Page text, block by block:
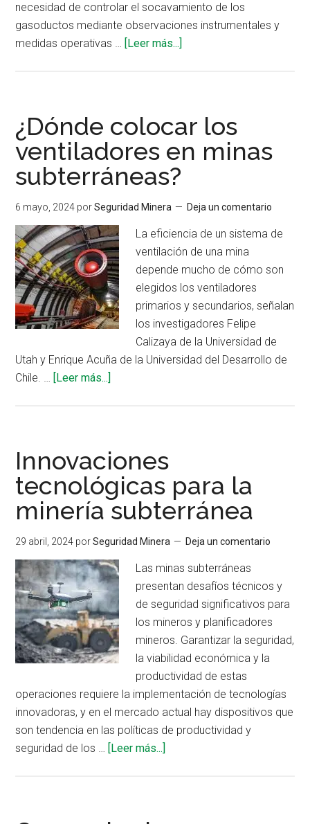
necesidad de controlar el socavamiento de los
gasoductos mediante observaciones instrumentales y
medidas operativas … [Leer más...]
impacto
del
hundimiento
por
subterránea
en
gasoductos
¿Dónde colocar los
ventiladores en minas
subterráneas?
6 mayo, 2024 porSeguridad Minera Deja un comentario
La eficiencia de un sistema de
ventilación de una mina
depende mucho de cómo son
elegidos los ventiladores
primarios y secundarios, señalan
los investigadores Felipe
Calizaya de la Universidad de
Utah y Enrique Acuña de la Universidad del Desarrollo de
Chile. … [Leer más...]
los
ventiladores
en
minas
subterráneas?
Innovaciones
tecnológicas para la
minería subterránea
29 abril, 2024 porSeguridad Minera Deja un comentario
Las minas subterráneas
presentan desafíos técnicos y
de seguridad significativos para
los mineros y planificadores
mineros. Garantizar la seguridad,
la viabilidad económica y la
productividad de estas
operaciones requiere la implementación de tecnologías
innovadoras, y en el mercado actual hay dispositivos que
son tendencia en las políticas de productividad y
seguridad de los … [Leer más...]